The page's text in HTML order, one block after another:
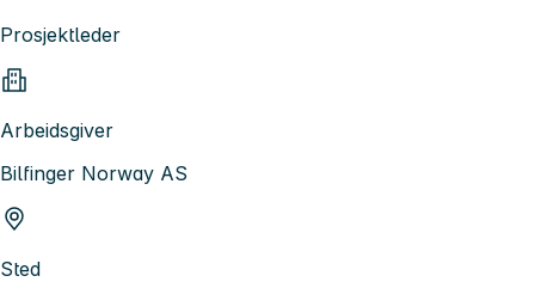
Prosjektleder
Arbeidsgiver
Bilfinger Norway AS
Sted